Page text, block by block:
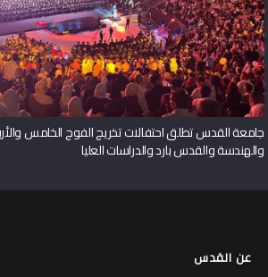
جامعة القدس تطلق احتفالات تخريج الفوج الخامس
والهندسة والقدس بارد والدراسات العليا
عن القدس